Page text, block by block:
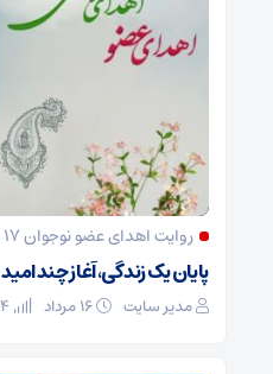
روایت اهدای عضو نوجوان ۱۷ ساله میامی
پایان یک زندگی، آغاز چند امید
مدیر سایت